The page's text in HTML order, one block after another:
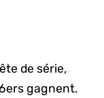
de série,
gagnent.